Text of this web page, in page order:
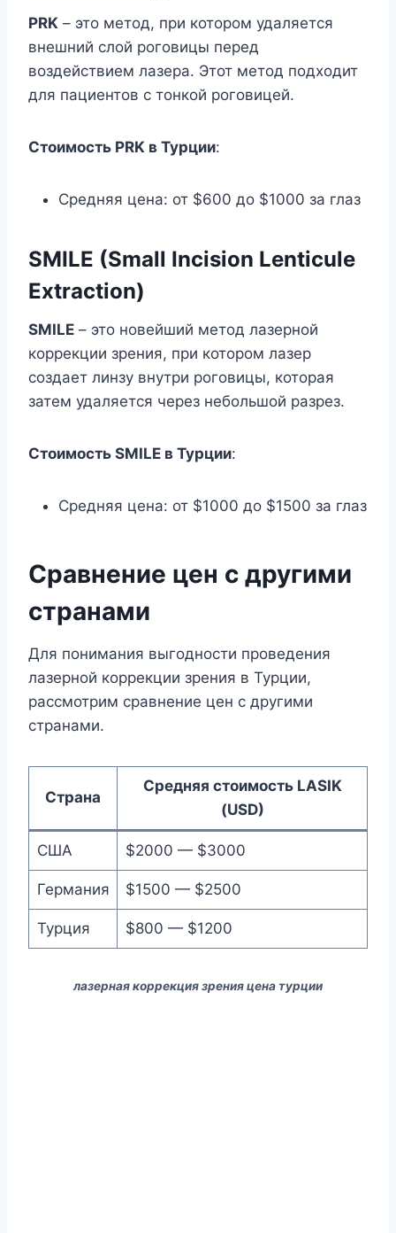
PRK – это метод, при котором удаляется
внешний слой роговицы перед
воздействием лазера. Этот метод подходит
для пациентов с тонкой роговицей.
Стоимость PRK в Турции:
Средняя цена: от $600 до $1000 за глаз
SMILE (Small Incision Lenticule
Extraction)
SMILE – это новейший метод лазерной
коррекции зрения, при котором лазер
создает линзу внутри роговицы, которая
затем удаляется через небольшой разрез.
Стоимость SMILE в Турции:
Средняя цена: от $1000 до $1500 за глаз
Сравнение цен с другими
странами
Для понимания выгодности проведения
лазерной коррекции зрения в Турции,
рассмотрим сравнение цен с другими
странами.
Страна
Средняя стоимость LASIK
(USD)
США $2000 — $3000
Германия $1500 — $2500
Турция $800 — $1200
лазерная коррекция зрения цена турции